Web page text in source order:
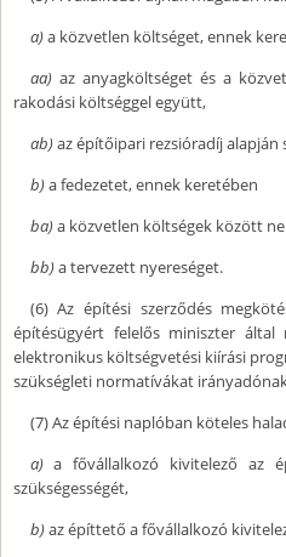
a)a közvetlen költséget, ennek
aa) az anyagköltséget és a
rakodási költséggel együtt,
ab)az építőipari rezsióradíj
b)a fedezetet, ennek keretében
ba)a közvetlen költségek között
bb)a tervezett nyereséget.
(6) Az építési szerződés
építésügyért felelős miniszter
elektronikus költségvetési kiírási
szükségleti normatívákat
(7) Az építési naplóban köteles
a)a fővállalkozó kivitelező az
szükségességét,
b)az építtető a fővállalkozó